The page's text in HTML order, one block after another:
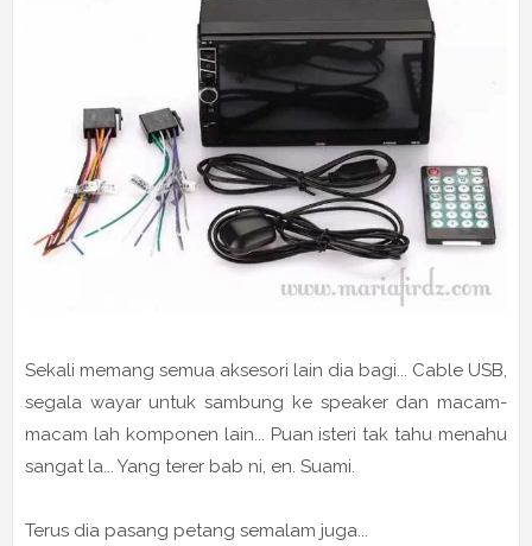
Sekali memang semua aksesori lain dia bagi... Cable USB,
segala wayar untuk sambung ke speaker dan macam-
macam lah komponen lain... Puan isteri tak tahu menahu
sangat la... Yang terer bab ni, en. Suami.
Terus dia pasang petang semalam juga...